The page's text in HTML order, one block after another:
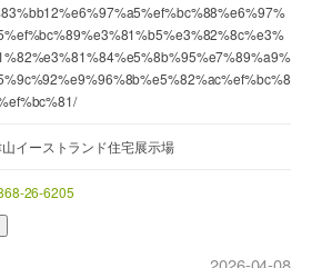
イーストランド住宅展示場
26-6205